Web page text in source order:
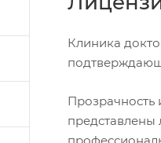
Клиника
представлены